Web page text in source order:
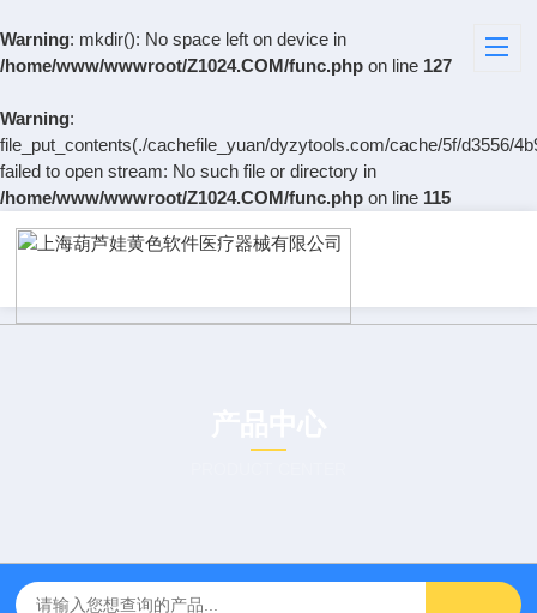
Warning: mkdir(): No space left on device in
/home/www/wwwroot/Z1024.COM/func.php on line 127
Warning:
file_put_contents(./cachefile_yuan/dyzytools.com/cache/5f/d3556/
failed to open stream: No such file or directory in
/home/www/wwwroot/Z1024.COM/func.php on line 115